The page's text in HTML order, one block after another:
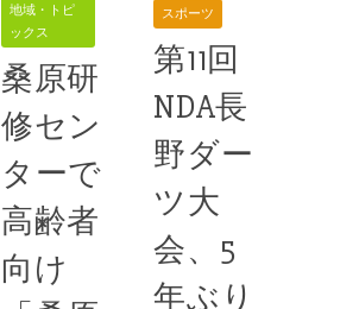
*essay 東京
き,58号,ウッドハ
地域・トピ
ックス
桑原研
修セン
ターで
高齢者
向け
スポーツ
第11回
NDA長
野ダー
ツ大
会、5
年ぶり